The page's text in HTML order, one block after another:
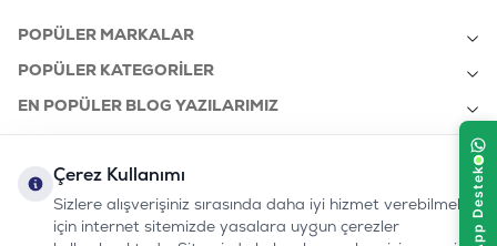
POPÜLER MARKALAR
POPÜLER KATEGORILER
EN POPÜLER BLOG YAZILARIMIZ
KURUMSAL
Çerez Kullanımı
Sizlere alışverişiniz sırasında daha iyi hizmet verebilmek
için internet sitemizde yasalara uygun çerezler